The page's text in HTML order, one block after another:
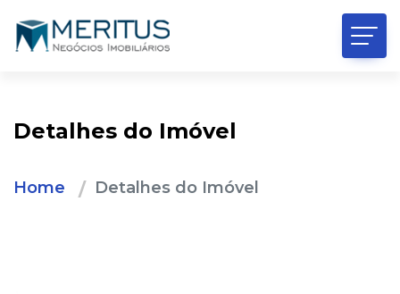
Detalhes do Imóvel
Home Detalhes do Imóvel